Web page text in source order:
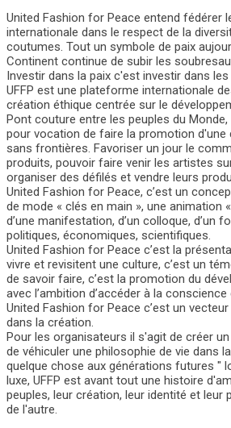
United Fashion for Peace entend fédérer
internationale dans le respect de la
coutumes. Tout un symbole de paix
Continent continue de subir les
Investir dans la paix c'est investir dans les
UFFP est une plateforme internationale
création éthique centrée sur le
Pont couture entre les peuples du
pour vocation de faire la promotion d'une
sans frontières. Favoriser un jour le
produits, pouvoir faire venir les artistes
organiser des défilés et vendre leurs
United Fashion for Peace, c’est un
de mode « clés en main », une animation
d’une manifestation, d’un colloque, d’un
politiques, économiques, scientifiques.
United Fashion for Peace c’est la
vivre et revisitent une culture, c’est un
de savoir faire, c’est la promotion du
avec l’ambition d’accéder à la conscience
United Fashion for Peace c’est un
dans la création.
Pour les organisateurs il s'agit de créer
de véhiculer une philosophie de vie dans
quelque chose aux générations futures "
luxe, UFFP est avant tout une histoire
peuples, leur création, leur identité et leur
de l'autre.